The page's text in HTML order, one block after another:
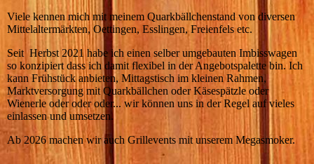
Viele kennen mich mit meinem Quarkbällchenstand von diversen
Mittelaltermärkten, Oettingen, Esslingen, Freienfels etc.
Seit Herbst 2021 habe ich einen selber umgebauten Imbisswagen
so konzipiert dass ich damit flexibel in der Angebotspalette bin. Ich
kann Frühstück anbieten, Mittagstisch im kleinen Rahmen,
Marktversorgung mit Quarkbällchen oder Käsespätzle oder
Wienerle oder oder oder... wir können uns in der Regel auf vieles
einlassen und umsetzen.
Ab 2026 machen wir auch Grillevents mit unserem Megasmoker.